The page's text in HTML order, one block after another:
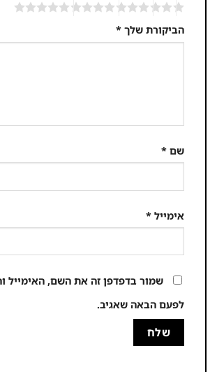
הביקורת שלך *
שם *
אימייל *
שמור בדפדפן זה את השם, האימייל
לפעם הבאה שאגיב.